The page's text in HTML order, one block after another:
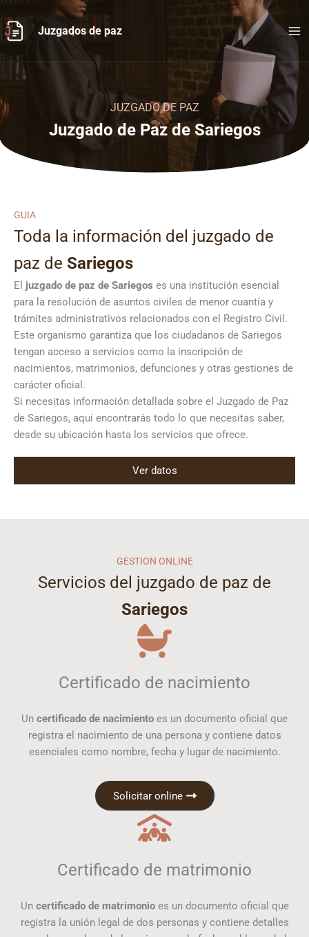
al
contenido
Juzgados de paz
JUZGADO DE PAZ
Juzgado de Paz de Sariegos
GUIA
Toda la información del juzgado de
paz de Sariegos
El juzgado de paz de Sariegos es una institución esencial
para la resolución de asuntos civiles de menor cuantía y
trámites administrativos relacionados con el Registro Civil.
Este organismo garantiza que los ciudadanos de Sariegos
tengan acceso a servicios como la inscripción de
nacimientos, matrimonios, defunciones y otras gestiones de
carácter oficial.
Si necesitas información detallada sobre el Juzgado de Paz
de Sariegos, aquí encontrarás todo lo que necesitas saber,
desde su ubicación hasta los servicios que ofrece.
Ver datos
GESTION ONLINE
Servicios del juzgado de paz de
Sariegos
Certificado de nacimiento
Un certificado de nacimiento es un documento oficial que
registra el nacimiento de una persona y contiene datos
esenciales como nombre, fecha y lugar de nacimiento.
Solicitar online
Certificado de matrimonio
Un certificado de matrimonioes un documento oficial que
registra la unión legal de dos personas y contiene detalles